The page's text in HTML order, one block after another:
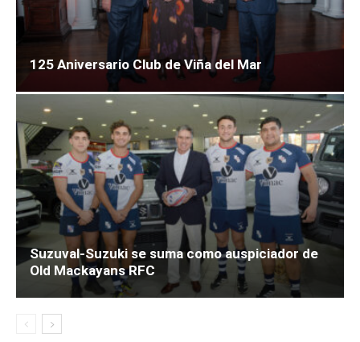
125 Aniversario Club de Viña del Mar
Suzuval-Suzuki se suma como auspiciador de
Old Mackayans RFC